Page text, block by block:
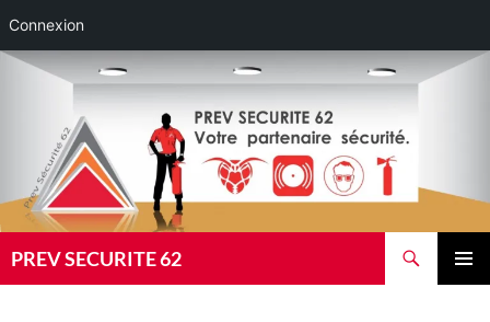
Connexion
Aller
PREV SECURITE 62